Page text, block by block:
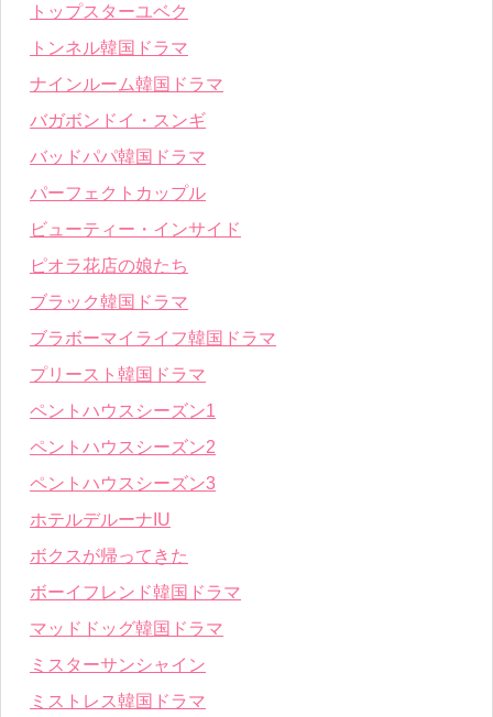
トップスターユベク
トンネル韓国ドラマ
ナインルーム韓国ドラマ
バガボンドイ・スンギ
バッドパパ韓国ドラマ
パーフェクトカップル
ビューティー・インサイド
ピオラ花店の娘たち
ブラック韓国ドラマ
ブラボーマイライフ韓国ドラマ
プリースト韓国ドラマ
ペントハウスシーズン1
ペントハウスシーズン2
ペントハウスシーズン3
ホテルデルーナIU
ボクスが帰ってきた
ボーイフレンド韓国ドラマ
マッドドッグ韓国ドラマ
ミスターサンシャイン
ミストレス韓国ドラマ